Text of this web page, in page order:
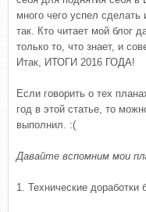
много чего успел
так. Кто читает мой блог
только то, что знает, и
Итак, ИТОГИ 2016 ГОДА!
Если говорить о тех
год в этой статье, то
выполнил. :(
Давайте вспомним мои
1. Технические доработки